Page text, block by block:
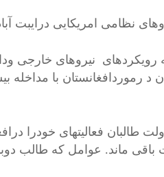
نظامی امریکایهای بعداز یازده سپتامبر 2001همه
رموردافغانستان با مداخله
فعالیتهای خودرا
باقی ماند. عوامل که طالب